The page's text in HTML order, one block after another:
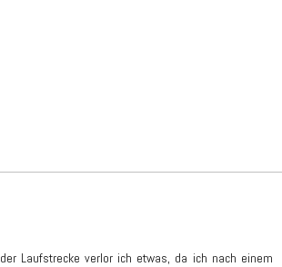
Laufstrecke verlor ich etwas, da ich nach einem